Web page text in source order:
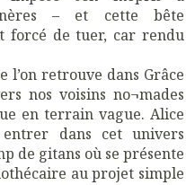
– et cette bête
forcé de tuer, car rendu
l’on retrouve dans Grâce
nos voisins no¬mades
en terrain vague. Alice
dans cet univers
de gitans où se présente
au projet simple